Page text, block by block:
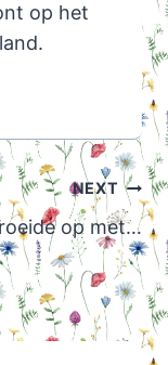
op het
NEXT
op met…